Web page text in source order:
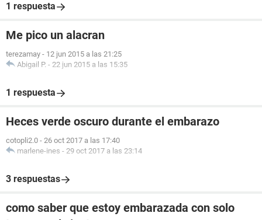
1 respuesta
Me pico un alacran
terezamay - 12 jun 2015 a las 21:25
Abigail P. - 22 jun 2015 a las 15:35
1 respuesta
Heces verde oscuro durante el embarazo
cotopli2.0 - 26 oct 2017 a las 17:40
marlene-ines - 29 oct 2017 a las 23:14
3 respuestas
como saber que estoy embarazada con solo